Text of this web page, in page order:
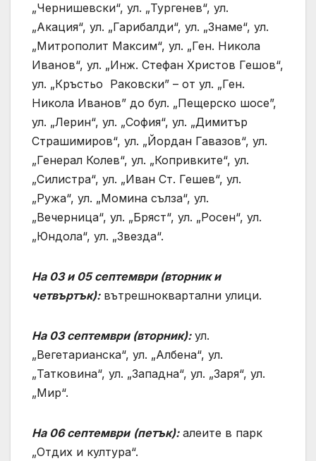
„Чернишевски“, ул. „Тургенев“, ул.
„Акация“, ул. „Гарибалди“, ул. „Знаме“, ул.
„Митрополит Максим“, ул. „Ген. Никола
Иванов“, ул. „Инж. Стефан Христов Гешов“,
ул. „Кръстьо Раковски” – от ул. „Ген.
Никола Иванов” до бул. „Пещерско шосе”,
ул. „Лерин“, ул. „София“, ул. „Димитър
Страшимиров“, ул. „Йордан Гавазов“, ул.
„Генерал Колев“, ул. „Копривките“, ул.
„Силистра“, ул. „Иван Ст. Гешев“, ул.
„Ружа“, ул. „Момина сълза“, ул.
„Вечерница“, ул. „Бряст“, ул. „Росен“, ул.
„Юндола“, ул. „Звезда“.
На 03 и 05 септември (вторник и
четвъртък):вътрешноквартални улици.
На 03 септември (вторник):ул.
„Вегетарианска“, ул. „Албена“, ул.
„Татковина“, ул. „Западна“, ул. „Заря“, ул.
„Мир“.
На 06 септември (петък):алеите в парк
„Отдих и култура“.